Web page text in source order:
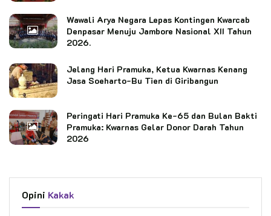
Wawali Arya Negara Lepas Kontingen Kwarcab
Denpasar Menuju Jambore Nasional XII Tahun
2026.
Jelang Hari Pramuka, Ketua Kwarnas Kenang
Jasa Soeharto-Bu Tien di Giribangun
Peringati Hari Pramuka Ke-65 dan Bulan Bakti
Pramuka: Kwarnas Gelar Donor Darah Tahun
2026
Opini Kakak